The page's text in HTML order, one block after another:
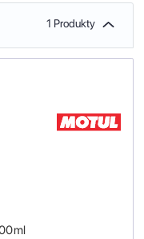
1 Produkty